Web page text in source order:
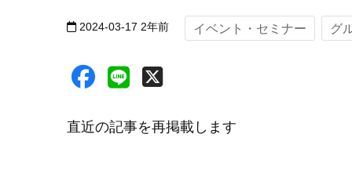
2024-03-17 2年前 イベント・セミナー グ
直近の記事を再掲載します